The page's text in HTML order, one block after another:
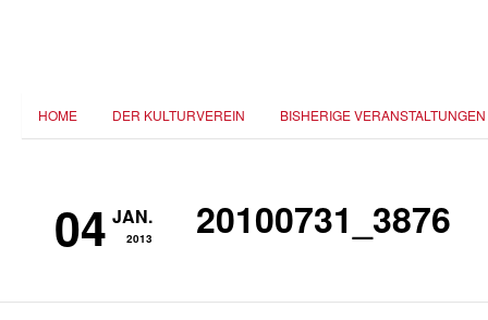
HOME DER KULTURVEREIN BISHERIGE VERANSTALTUNGEN
04 JAN.
2013 20100731_3876